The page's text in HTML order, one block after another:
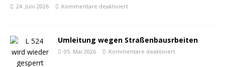
24. Juni 2026 Kommentare deaktiviert
Umleitung wegen Straßenbausrbeiten
05. Mai 2026 Kommentare deaktiviert